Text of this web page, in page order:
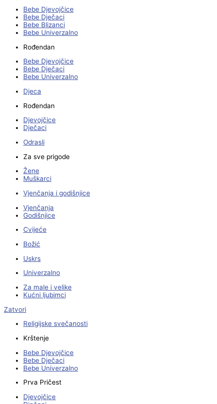
Bebe Djevojčice
Bebe Dječaci
Bebe Blizanci
Bebe Univerzalno
Rođendan
Bebe Djevojčice
Bebe Dječaci
Bebe Univerzalno
Djeca
Rođendan
Djevojčice
Dječaci
Odrasli
Za sve prigode
Žene
Muškarci
Vjenčanja i godišnjice
Vjenčanja
Godišnjice
Cvijeće
Božić
Uskrs
Univerzalno
Za male i velike
Kućni ljubimci
Zatvori
Religijske svečanosti
Krštenje
Bebe Djevojčice
Bebe Dječaci
Bebe Univerzalno
Prva Pričest
Djevojčice